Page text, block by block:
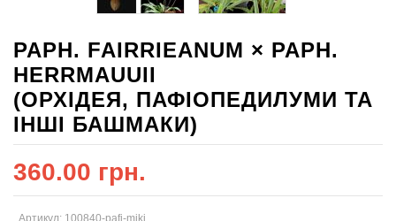
PAPH. FAIRRIEANUM × PAPH.
HERRMAUUII
(ОРХІДЕЯ, ПАФІОПЕДИЛУМИ ТА
ІНШІ БАШМАКИ)
360.00 грн.